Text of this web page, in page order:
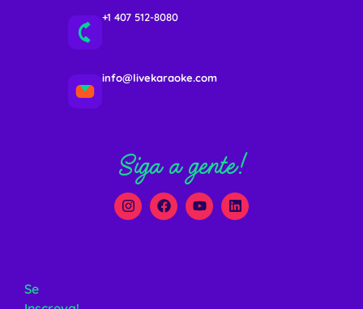
+1 407 512-8080
info@livekaraoke.com
Siga a gente!
Se